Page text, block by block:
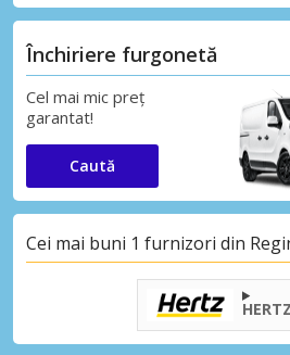
Închiriere furgonetă
Cel mai mic preț
garantat!
Caută
Cei mai buni 1 furnizori din
HERTZ